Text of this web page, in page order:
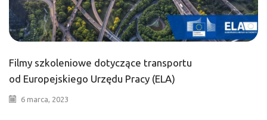
Filmy szkoleniowe dotyczące transportu
od Europejskiego Urzędu Pracy (ELA)
6 marca, 2023